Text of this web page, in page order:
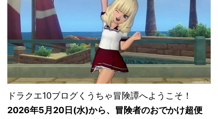
ドラクエ10ブログくうちゃ冒険譚へようこそ！
2026年5月20日(水)から、冒険者のおでかけ超便